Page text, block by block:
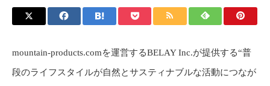
mountain-products.comを運営するBELAY Inc.が提供する“普
段のライフスタイルが自然とサスティナブルな活動につなが